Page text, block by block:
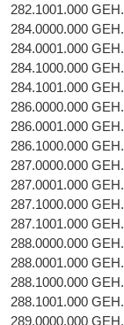
282.1001.000
284.0000.000
284.0001.000
284.1000.000
284.1001.000
286.0000.000
286.0001.000
286.1000.000
287.0000.000
287.0001.000
287.1000.000
287.1001.000
288.0000.000
288.0001.000
288.1000.000
288.1001.000
289.0000.000